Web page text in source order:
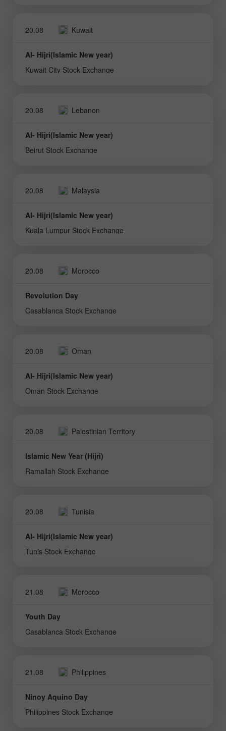
20.08 Kuwait
Al- Hijri(Islamic New year)
Kuwait City Stock Exchange
20.08 Lebanon
Al- Hijri(Islamic New year)
Beirut Stock Exchange
20.08 Malaysia
Al- Hijri(Islamic New year)
Kuala Lumpur Stock Exchange
20.08 Morocco
Revolution Day
Casablanca Stock Exchange
20.08 Oman
Al- Hijri(Islamic New year)
Oman Stock Exchange
20.08 Palestinian Territory
Islamic New Year (Hijri)
Ramallah Stock Exchange
20.08 Tunisia
Al- Hijri(Islamic New year)
Tunis Stock Exchange
21.08 Morocco
Youth Day
Casablanca Stock Exchange
21.08 Philippines
Ninoy Aquino Day
Philippines Stock Exchange